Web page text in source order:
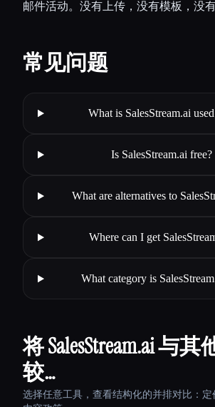
邮件活动。没有上传，没有模板，没有
常见问题
What is SalesStream.ai
Is SalesStream.ai free?
What are alternatives to
Where can I get
What category is
将 SalesStream.ai 与
较…
选择任意工具，查看结构化的并排对比：定